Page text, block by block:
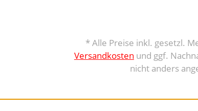
* Alle Preise inkl. gesetzl.
Versandkosten und ggf.
nicht anders